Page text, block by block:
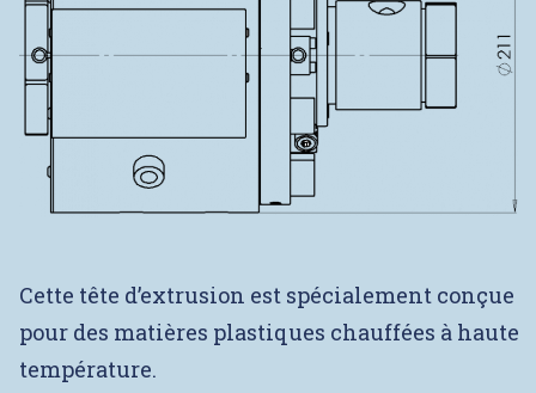
Cette tête d’extrusion est spécialement conçue
pour des matières plastiques chauffées à haute
température.